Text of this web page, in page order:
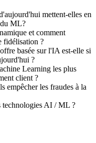
mettent-elles en
ML?
et comment
fidélisation ?
basée sur l'IA est-elle si
?
Learning les plus
client ?
empêcher les fraudes à la
technologies AI / ML ?